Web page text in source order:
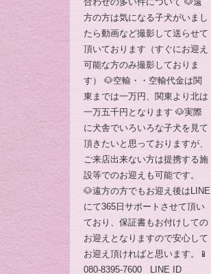
方の方は気になる子犬がいまし
たら動画など撮影して送らせて
頂いております（すぐにお迎え
可能な方のみ撮影しておりま
す） 🐶空輸・・空輸代金は関
東までは一万円、関東より北は
一万五千円となります 🐶実際
に犬舎でいろいろな子犬を見て
頂きたいと思っておりますが、
ご来店出来ない方は提携する施
設等でのお迎えも可能です。
🐶遠方の方でもお迎え後はLINE
にて365日サポートさせて頂い
ており、保証書もお付けしての
お迎えとなりますので安心して
お迎え頂ければと思います。📱
080-8395-7600 LINE ID